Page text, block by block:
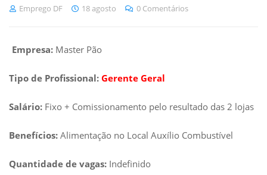
Emprego DF 18 agosto 0 Comentários
Empresa: Master Pão
Tipo de Profissional: Gerente Geral
Salário: Fixo + Comissionamento pelo resultado das 2 lojas
Benefícios: Alimentação no Local Auxílio Combustível
Quantidade de vagas: Indefinido